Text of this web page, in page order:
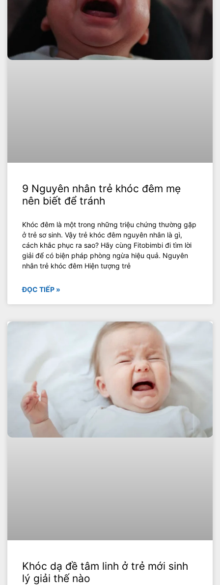
9 Nguyên nhân trẻ khóc đêm mẹ
nên biết để tránh
Khóc đêm là một trong những triệu chứng thường gặp
ở trẻ sơ sinh. Vậy trẻ khóc đêm nguyên nhân là gì,
cách khắc phục ra sao? Hãy cùng Fitobimbi đi tìm lời
giải để có biện pháp phòng ngừa hiệu quả. Nguyên
nhân trẻ khóc đêm Hiện tượng trẻ
ĐỌC TIẾP »
Khóc dạ đề tâm linh ở trẻ mới sinh
lý giải thế nào